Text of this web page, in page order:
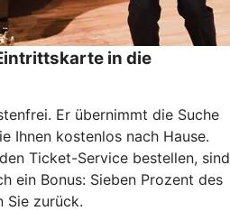
in die
Er übernimmt die Suche
Ihnen kostenlos nach Hause.
Ticket-Service bestellen, sind
ein Bonus: Sieben Prozent des
Sie zurück.